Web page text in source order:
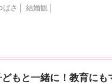
ばさ 結婚観
もと一緒に！教育にも